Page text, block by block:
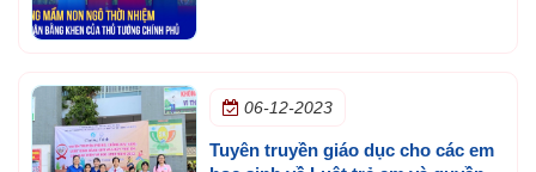
06-12-2023
Tuyên truyền giáo dục cho các em